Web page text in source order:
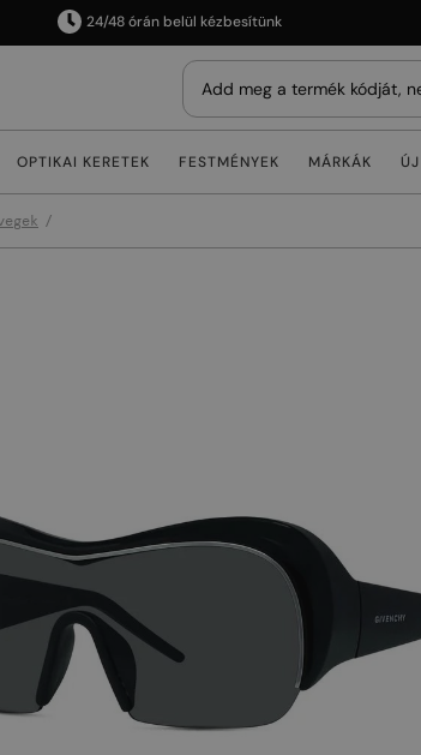
24/48 órán belül kézbesítünk
OPTIKAI KERETEK FESTMÉNYEK MÁRKÁK ÚJ